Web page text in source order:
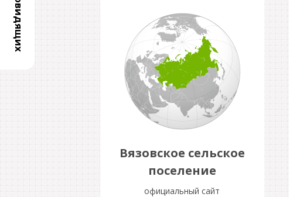
Вязовское сельское
поселение
официальный сайт